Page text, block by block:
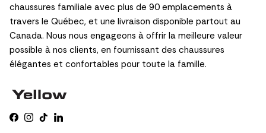
chaussures familiale avec plus de 90 emplacements à
travers le Québec, et une livraison disponible partout au
Canada. Nous nous engageons à offrir la meilleure valeur
possible à nos clients, en fournissant des chaussures
élégantes et confortables pour toute la famille.
Facebook
Instagram
TikTokLinkedIn